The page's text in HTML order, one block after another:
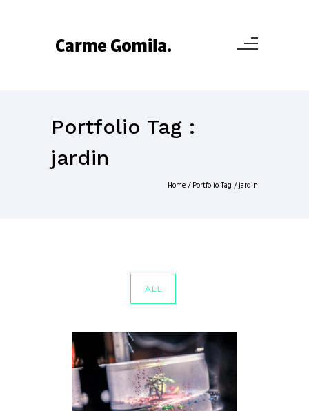
Portfolio Tag :
jardin
Home/ Portfolio Tag /jardin
ALL
CINE EXPANDIDO COLOMBIA